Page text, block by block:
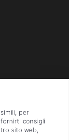
€ 800.000,00